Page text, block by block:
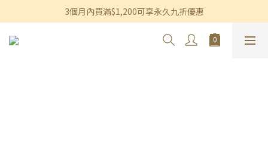
香港及澳門訂單滿$600即享免運費優惠
3個月內買滿$1,200可享永久九折優惠
香港及澳門訂單滿$600即享免運費優惠